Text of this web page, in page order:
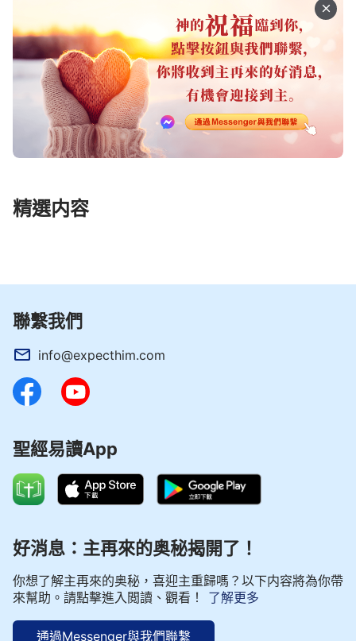
精選内容
聯繫我們
info@expecthim.com
聖經易讀App
好消息：主再來的奥秘揭開了！
你想了解主再來的奥秘，喜迎主重歸嗎？以下内容將為你帶
來幫助。請點擊進入閲讀、觀看！
了解更多
通過Messenger與我們聯繫